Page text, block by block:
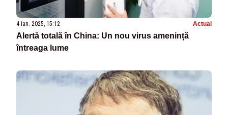
4 ian. 2025, 15:12 Actual
Alertă totală în China: Un nou virus amenință
întreaga lume